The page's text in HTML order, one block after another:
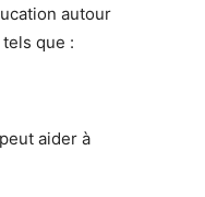
autour
que :
aider à